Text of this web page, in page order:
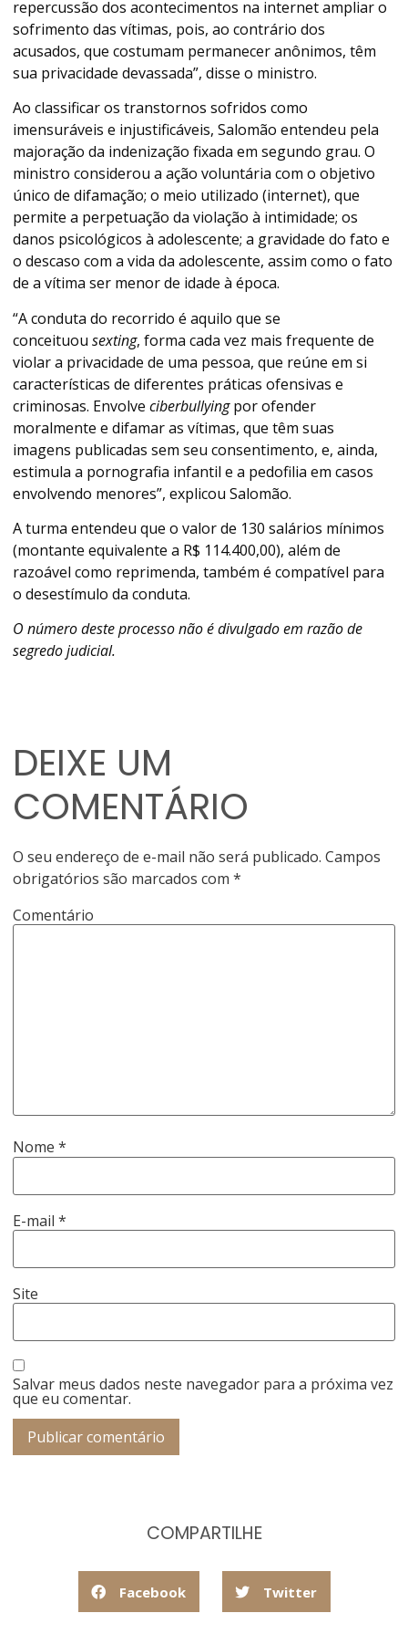
repercussão dos acontecimentos na internet ampliar o
sofrimento das vítimas, pois, ao contrário dos
acusados, que costumam permanecer anônimos, têm
sua privacidade devassada”, disse o ministro.
Ao classificar os transtornos sofridos como
imensuráveis e injustificáveis, Salomão entendeu pela
majoração da indenização fixada em segundo grau. O
ministro considerou a ação voluntária com o objetivo
único de difamação; o meio utilizado (internet), que
permite a perpetuação da violação à intimidade; os
danos psicológicos à adolescente; a gravidade do fato e
o descaso com a vida da adolescente, assim como o fato
de a vítima ser menor de idade à época.
“A conduta do recorrido é aquilo que se
conceituousexting, forma cada vez mais frequente de
violar a privacidade de uma pessoa, que reúne em si
características de diferentes práticas ofensivas e
criminosas. Envolveciberbullyingpor ofender
moralmente e difamar as vítimas, que têm suas
imagens publicadas sem seu consentimento, e, ainda,
estimula a pornografia infantil e a pedofilia em casos
envolvendo menores”, explicou Salomão.
A turma entendeu que o valor de 130 salários mínimos
(montante equivalente a R$ 114.400,00), além de
razoável como reprimenda, também é compatível para
o desestímulo da conduta.
O número deste processo não é divulgado em razão de
segredo judicial.
DEIXE UM
COMENTÁRIO
O seu endereço de e-mail não será publicado. Campos
obrigatórios são marcados com*
Comentário
Nome*
E-mail*
Site
Salvar meus dados neste navegador para a próxima vez
que eu comentar.
COMPARTILHE
Facebook Twitter